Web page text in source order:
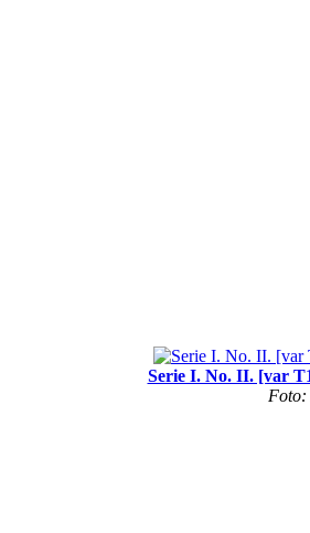
Serie I. No. II. [var
Foto: